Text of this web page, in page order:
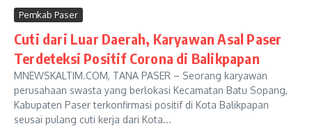
Pemkab Paser
Cuti dari Luar Daerah, Karyawan Asal Paser
Terdeteksi Positif Corona di Balikpapan
MNEWSKALTIM.COM, TANA PASER – Seorang karyawan
perusahaan swasta yang berlokasi Kecamatan Batu Sopang,
Kabupaten Paser terkonfirmasi positif di Kota Balikpapan
seusai pulang cuti kerja dari Kota...